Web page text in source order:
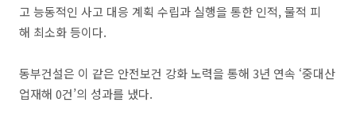
고 능동적인 사고 대응 계획 수립과 실행을 통한 인적, 물적 피
해 최소화 등이다.
동부건설은 이 같은 안전보건 강화 노력을 통해 3년 연속 ‘중대산
업재해 0건’의 성과를 냈다.